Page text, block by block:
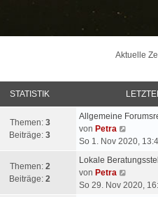
Aktuelle
STATISTIK
Themen: 3
Beiträge:3
Allgemeine
von Petra
e
e
t
So 1. Nov 2020,
Themen: 2
Beiträge:2
Lokale
von Petra
e
So 29. Nov 2020,